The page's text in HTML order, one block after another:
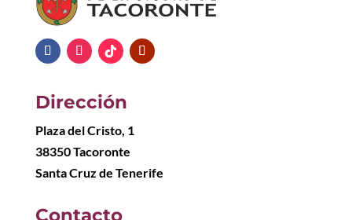
Dirección
Plaza del Cristo, 1
38350 Tacoronte
Santa Cruz de Tenerife
Contacto